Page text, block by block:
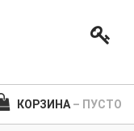
КОРЗИНА – ПУСТО